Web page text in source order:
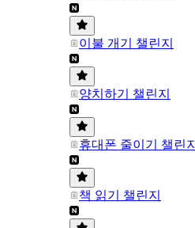
이불 개기 챌린지
양치하기 챌린지
휴대폰 줄이기 챌린지
책 읽기 챌린지